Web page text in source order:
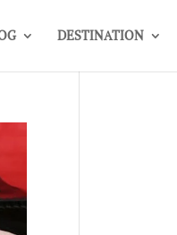
DESTINATION